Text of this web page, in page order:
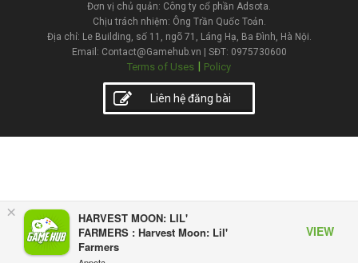
×
HARVEST MOON: LIL'
FARMERS : Harvest Moon: Lil'
Farmers
VIEW
Đơn vị chủ quản: Công ty cổ phần Adsota.
Chịu trách nhiệm: Ông Trần Quốc Toản.
Địa chỉ: Le Building, số 11, ngõ 71, Láng Hạ, Ba Đình, Hà Nội.
Email: Contact@Gamehub.vn | SĐT: 0975730600
Terms of Uses | Policy
Liên hệ đăng bài